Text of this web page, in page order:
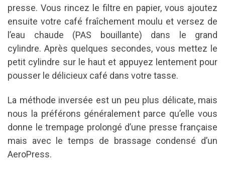
presse. Vous rincez le filtre en papier, vous ajoutez
ensuite votre café fraîchement moulu et versez de
l’eau chaude (PAS bouillante) dans le grand
cylindre. Après quelques secondes, vous mettez le
petit cylindre sur le haut et appuyez lentement pour
pousser le délicieux café dans votre tasse.
La méthode inversée est un peu plus délicate, mais
nous la préférons généralement parce qu’elle vous
donne le trempage prolongé d’une presse française
mais avec le temps de brassage condensé d’un
AeroPress.